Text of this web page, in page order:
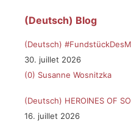
(Deutsch) Blog
(Deutsch)
30. juillet 2026
(0) Susanne Wosnitzka
(Deutsch) HEROINES OF
16. juillet 2026